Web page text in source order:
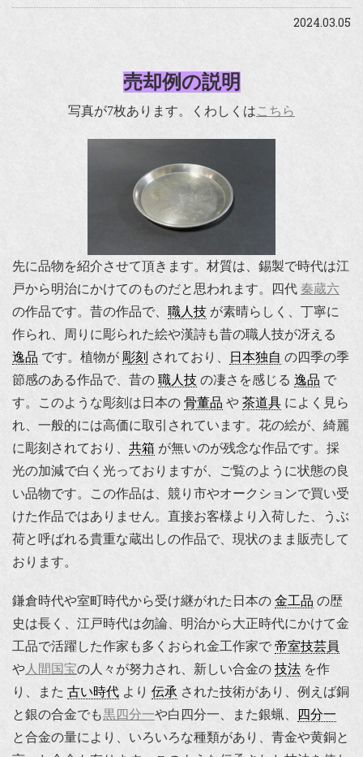
2024.03.05
売却例の説明
写真が7枚あります。くわしくはこちら
先に品物を紹介させて頂きます。材質は、錫製で時代は江
戸から明治にかけてのものだと思われます。四代 秦蔵六
の作品です。昔の作品で、 職人技 が素晴らしく、丁寧に
作られ、周りに彫られた絵や漢詩も昔の職人技が冴える
逸品 です。植物が 彫刻 されており、 日本独自 の四季の季
節感のある作品で、昔の 職人技 の凄さを感じる 逸品 で
す。このような彫刻は日本の 骨董品 や 茶道具 によく見ら
れ、一般的には高価に取引されています。花の絵が、綺麗
に彫刻されており、 共箱 が無いのが残念な作品です。採
光の加減で白く光っておりますが、ご覧のように状態の良
い品物です。この作品は、競り市やオークションで買い受
けた作品ではありません。直接お客様より入荷した、うぶ
荷と呼ばれる貴重な蔵出しの作品で、現状のまま販売して
おります。
鎌倉時代や室町時代から受け継がれた日本の 金工品 の歴
史は長く、江戸時代は勿論、明治から大正時代にかけて金
工品で活躍した作家も多くおられ金工作家で帝室技芸員
や人間国宝の人々が努力され、新しい合金の 技法 を作
り、また 古い時代 より 伝承 された技術があり、例えば銅
と銀の合金でも黒四分一や白四分一、また銀蝋、
四分一
と合金の量により、いろいろな種類があり、青金や黄銅と